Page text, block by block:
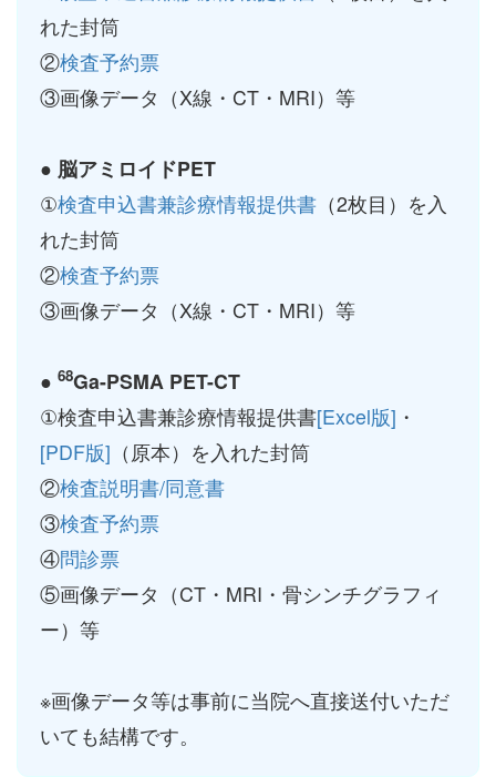
れた封筒
②検査予約票
③画像データ（X線・CT・MRI）等
● 脳アミロイドPET
①検査申込書兼診療情報提供書 （2枚目）を入
れた封筒
②検査予約票
③画像データ（X線・CT・MRI）等
● 68Ga-PSMA PET-CT
①検査申込書兼診療情報提供書[Excel版] ・
[PDF版] （原本）を入れた封筒
②検査説明書/同意書
③検査予約票
④問診票
⑤画像データ（CT・MRI・骨シンチグラフィ
ー）等
※画像データ等は事前に当院へ直接送付いただ
いても結構です。